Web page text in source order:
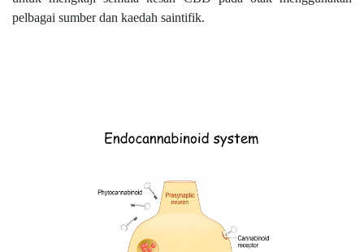
pelbagai sumber dan kaedah saintifik.